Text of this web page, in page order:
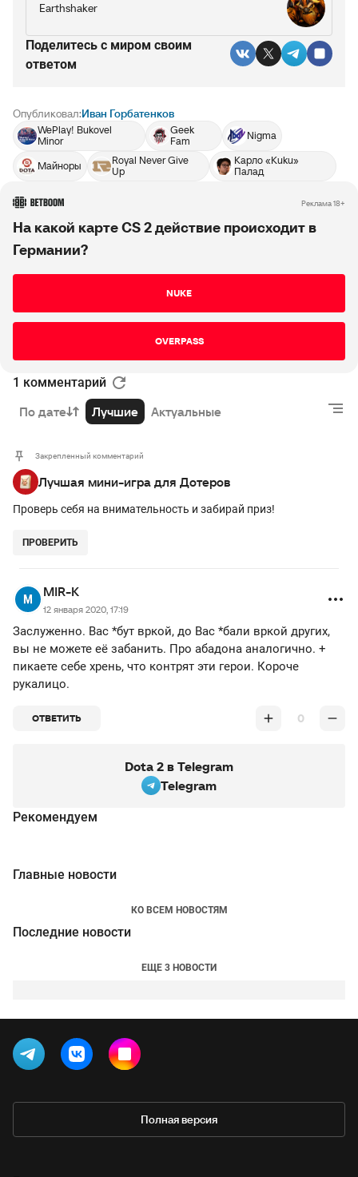
Earthshaker
Поделитесь c миром своим
ответом
Опубликовал:Иван Горбатенков
WePlay! Bukovel
Minor
Geek
Fam
Nigma
Майноры
Royal Never Give
Up
Карло «Kuku»
Палад
Реклама 18+
На какой карте CS 2 действие происходит в
Германии?
NUKE
OVERPASS
1 комментарий
По дате Лучшие Актуальные
Закрепленный комментарий
Лучшая мини-игра для Дотеров
Проверь себя на внимательность и забирай приз!
ПРОВЕРИТЬ
MIR-K
12 января 2020, 17:19
Заслуженно. Вас *бут вркой, до Вас *бали вркой других,
вы не можете её забанить. Про абадона аналогично. +
пикаете себе хрень, что контрят эти герои. Короче
рукалицо.
ОТВЕТИТЬ 0
Dota 2 в Telegram
Telegram
Рекомендуем
Главные новости
КО ВСЕМ НОВОСТЯМ
Последние новости
ЕЩЕ 3 НОВОСТИ
Полная версия